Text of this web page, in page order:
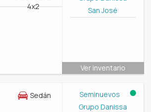
4x2
San José
Ver inventario
Sedán
Seminuevos
Grupo Danissa